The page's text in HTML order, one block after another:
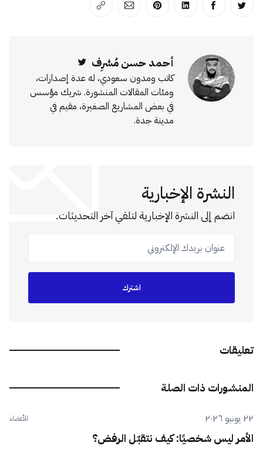
انشر على تويترانشر على الفيسبوك
انشر على لينكد إن
انشر على بينترست
انشر على الإيميل
انسخ الرابط
أحمد حسن مُشرِف
كاتب ومدون سعودي، له عدة إصدارات،
ومئات المقالات المنشورة. شريك مؤسس
في بعض المشاريع الصغيرة، مقيم في
مدينة جدة.
النشرة الإخبارية
انضم إلى النشرة الإخبارية لتلقي آخر التحديثات.
عنوان بريدك الإلكتروني
اشترك
تعليقات
المنشورات ذات الصلة
٢٢ يونيو ٢٠٢٦ للأعضاء
الأمر ليس شخصيًا: كيف نتقبّل الرفض؟